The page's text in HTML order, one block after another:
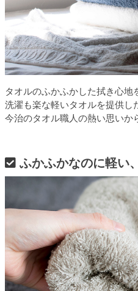
タオルのふかふかした拭き心地
洗濯も楽な軽いタオルを提供し
今治のタオル職人の熱い思いか
ふかふかなのに軽い